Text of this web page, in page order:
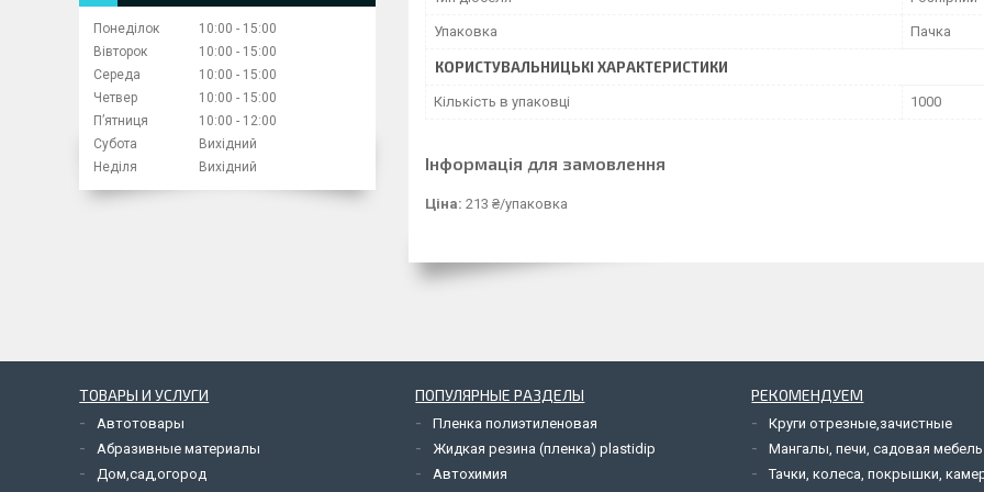
Упаковка Пачка
КОРИСТУВАЛЬНИЦЬКІ ХАРАКТЕРИСТИКИ
Кількість в упаковці 1000
Інформація для замовлення
Ціна: 213 ₴/упаковка
Понеділок 10:00
15:00
Вівторок
10:00
15:00
Середа
10:00
15:00
Четвер
10:00
15:00
Пʼятниця
10:00
12:00
Субота
Вихідний
Неділя
Вихідний
ТОВАРЫ И УСЛУГИ
Автотовары
Абразивные материалы
Дом,сад,огород
ПОПУЛЯРНЫЕ РАЗДЕЛЫ
Пленка полиэтиленовая
Жидкая резина (пленка) plastidip
Автохимия
РЕКОМЕНДУЕМ
Круги отрезные,зачистные
Мангалы, печи, садовая мебель
Тачки, колеса, покрышки,